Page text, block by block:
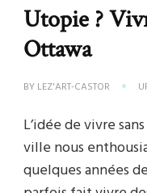
Utopie ?
Ottawa
BY LEZ'ART-CASTOR
L’idée de vivre
ville nous
quelques années